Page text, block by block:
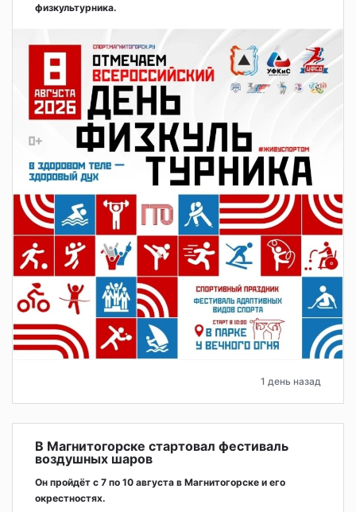
физкультурника.
1 день назад
В Магнитогорске стартовал фестиваль
воздушных шаров
Он пройдёт с 7 по 10 августа в Магнитогорске и его
окрестностях.